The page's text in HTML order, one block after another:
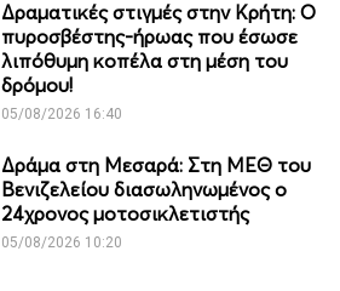
Δραματικές στιγμές στην Κρήτη: Ο
πυροσβέστης-ήρωας που έσωσε
λιπόθυμη κοπέλα στη μέση του
δρόμου!
05/08/2026 16:40
Δράμα στη Μεσαρά: Στη ΜΕΘ του
Βενιζελείου διασωληνωμένος ο
24χρονος μοτοσικλετιστής
05/08/2026 10:20